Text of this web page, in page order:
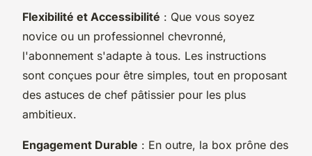
Flexibilité et Accessibilité : Que vous soyez
novice ou un professionnel chevronné,
l'abonnement s'adapte à tous. Les instructions
sont conçues pour être simples, tout en proposant
des astuces de chef pâtissier pour les plus
ambitieux.
Engagement Durable : En outre, la box prône des